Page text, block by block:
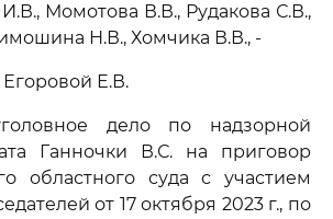
Момотова В.В., Рудакова С.В.,
Н.В., Хомчика В.В., -
Е.В.
дело по надзорной
Ганночки В.С. на приговор
областного суда с участием
от 17 октября 2023 г., по